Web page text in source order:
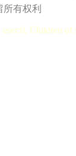
有权利
Children of